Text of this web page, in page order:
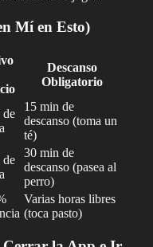
Mí en Esto)
Descanso
Obligatorio
de
15 min de
descanso (toma un
té)
de
30 min de
descanso (pasea al
perro)
Varias horas libres
(toca pasto)